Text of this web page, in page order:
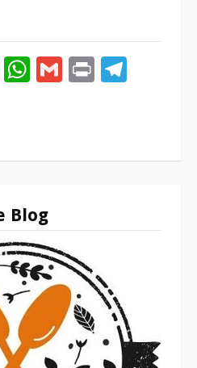
Pinterest
WhatsApp
Gmail
Print
Blog